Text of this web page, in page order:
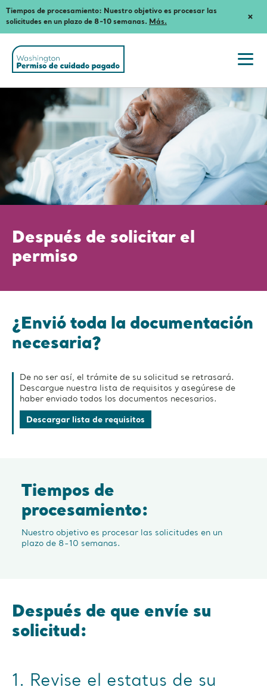
Tiempos de procesamiento: Nuestro objetivo es procesar las
solicitudes en un plazo de 8-10 semanas. Más.
and
Medical
Leave
(ES)
Después
solicitar
su
permiso
Después de solicitar el
permiso
¿Envió toda la documentación
necesaria?
De no ser así, el trámite de su solicitud se retrasará.
Descargue nuestra lista de requisitos y asegúrese de
haber enviado todos los documentos necesarios.
Descargar lista de requisitos
Tiempos de
procesamiento:
Nuestro objetivo es procesar las solicitudes en un
plazo de 8-10 semanas.
Después de que envíe su
solicitud:
1. Revise el estatus de su